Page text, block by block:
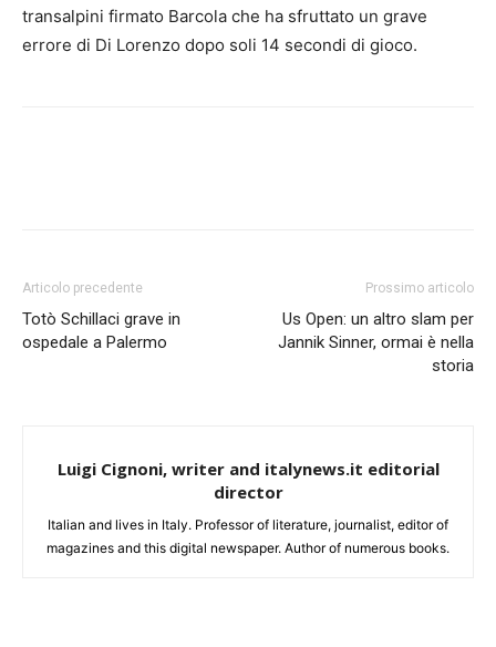
transalpini firmato Barcola che ha sfruttato un grave
errore di Di Lorenzo dopo soli 14 secondi di gioco.
Articolo precedente
Totò Schillaci grave in
ospedale a Palermo
Prossimo articolo
Us Open: un altro slam per
Jannik Sinner, ormai è nella
storia
Luigi Cignoni, writer and italynews.it editorial
director
Italian and lives in Italy. Professor of literature, journalist, editor of
magazines and this digital newspaper. Author of numerous books.